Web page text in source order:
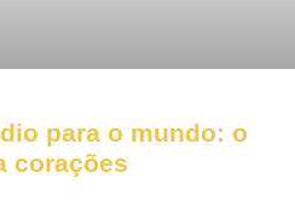
para o mundo: o
corações